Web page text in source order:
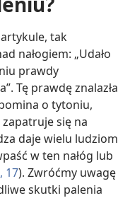
tak
nałogiem: „Udało
prawdy
Tę prawdę znalazła
o tytoniu,
się na
daje wielu ludziom
w ten nałóg lub
17). Zwróćmy uwagę
skutki palenia